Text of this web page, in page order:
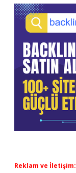
Reklam ve İletişim: